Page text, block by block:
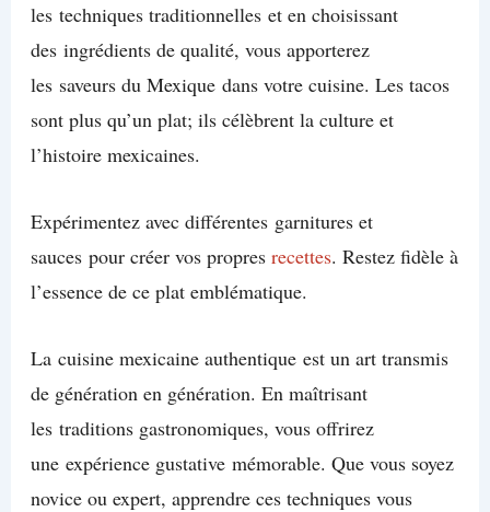
les techniques traditionnelles et en choisissant
des ingrédients de qualité, vous apporterez
les saveurs du Mexique dans votre cuisine. Les tacos
sont plus qu’un plat; ils célèbrent la culture et
l’histoire mexicaines.
Expérimentez avec différentes garnitures et
sauces pour créer vos propres recettes. Restez fidèle à
l’essence de ce plat emblématique.
La cuisine mexicaine authentique est un art transmis
de génération en génération. En maîtrisant
les traditions gastronomiques, vous offrirez
une expérience gustative mémorable. Que vous soyez
novice ou expert, apprendre ces techniques vous